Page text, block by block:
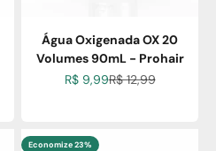
Água Oxigenada OX 20
Volumes 90mL - Prohair
Preço promocional
R$ 9,99Preço normal
R$ 12,99
Economize 23%